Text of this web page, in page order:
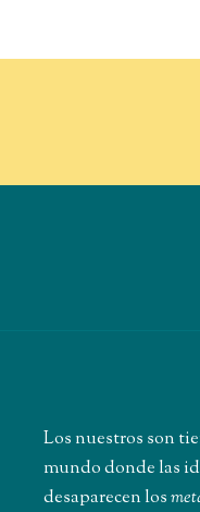
Los nuestros son
mundo donde las
desaparecen los